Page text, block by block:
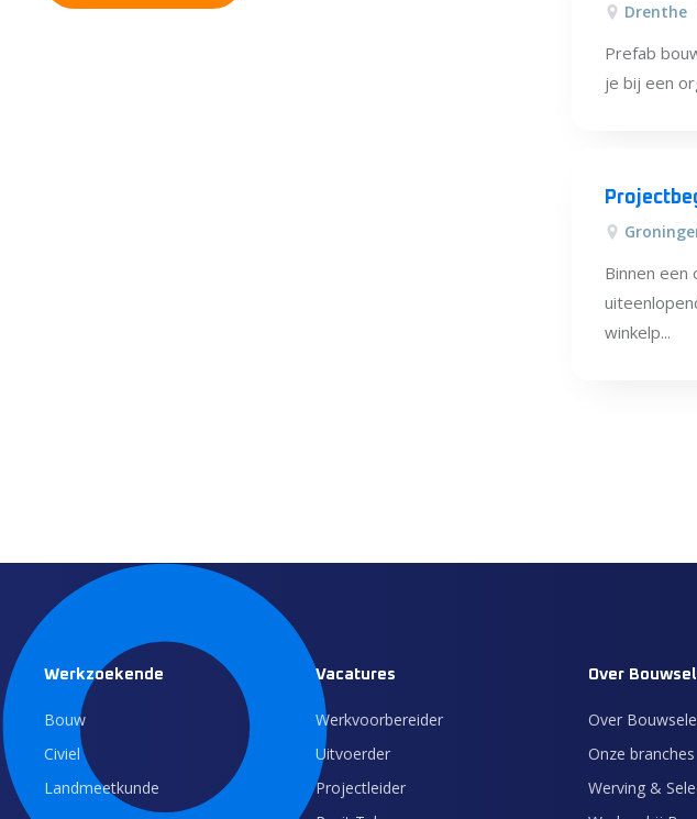
Drenthe
Prefab
je bij een
Binnen een
winkelp...
Werkzoekende
Bouw
Civiel
Landmeetkunde
Vacatures
Werkvoorbereider
Uitvoerder
Projectleider
Over
Over
Onze branches
Werving &